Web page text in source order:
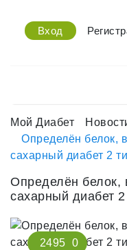
Вход
Мой Диабет
Определён белок,
сахарный диабет 2
Определён
сахарный диабет
2495 0